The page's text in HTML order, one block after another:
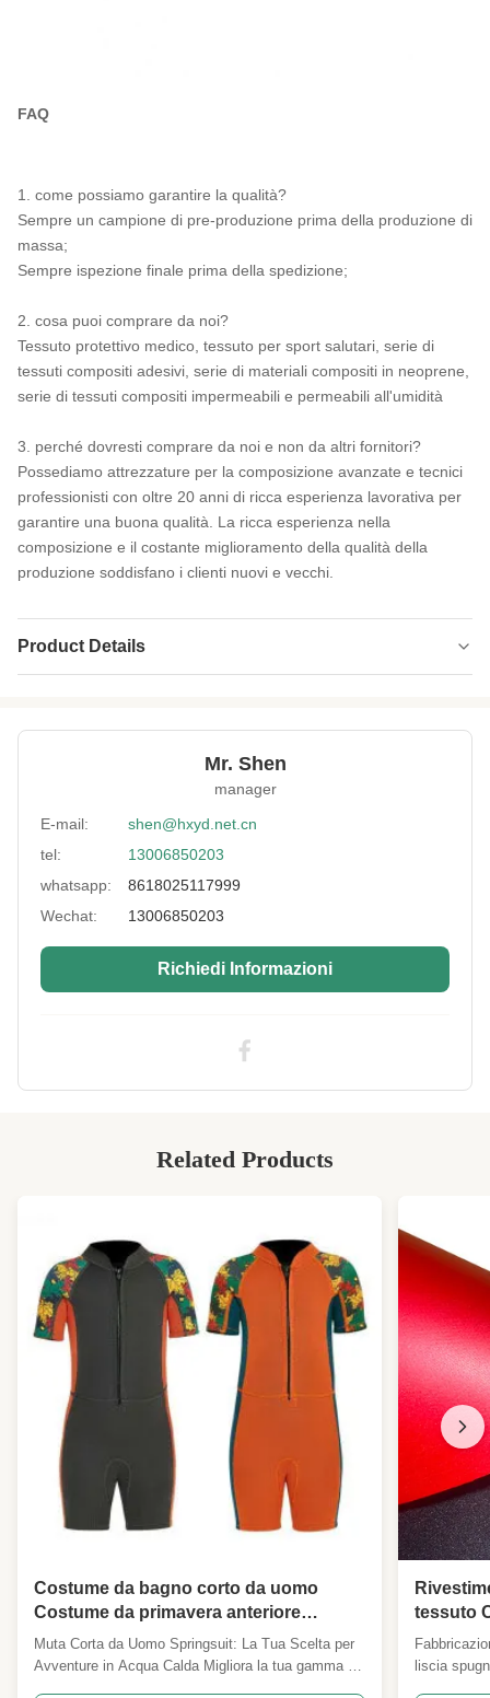
FAQ
1. come possiamo garantire la qualità?
Sempre un campione di pre-produzione prima della produzione di
massa;
Sempre ispezione finale prima della spedizione;
2. cosa puoi comprare da noi?
Tessuto protettivo medico, tessuto per sport salutari, serie di
tessuti compositi adesivi, serie di materiali compositi in neoprene,
serie di tessuti compositi impermeabili e permeabili all'umidità
3. perché dovresti comprare da noi e non da altri fornitori?
Possediamo attrezzature per la composizione avanzate e tecnici
professionisti con oltre 20 anni di ricca esperienza lavorativa per
garantire una buona qualità. La ricca esperienza nella
composizione e il costante miglioramento della qualità della
produzione soddisfano i clienti nuovi e vecchi.
Product Details
Thickness: 1 mm-20 mm
Impermeabile, shockproof, tenente caldo.
Process: laminato
Usage:
Anti-slip, giubbotto di riscaldamento, tipo
Hardness: 10~13°
Size:
Printing: Disponibile
Neoprene SCR a maglia jacquard
Mr. Shen
manager
E-mail:
shen@hxyd.net.cn
tel:
13006850203
whatsapp:
8618025117999
Wechat:
13006850203
Richiedi Informazioni
Related Products
Costume da bagno corto da uomo
Costume da primavera anteriore
posteriore Zip 2mm Neoprene per surf
Snock di immersione SUP Kayaking
Muta Corta da Uomo Springsuit: La Tua Scelta per
Avventure in Acqua Calda Migliora la tua gamma di
tessuto
liscia